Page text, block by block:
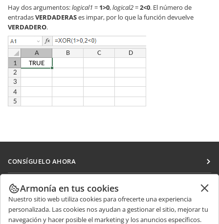
Hay dos argumentos:logical1 = 1>0,logical2=2<0. El número de
entradasVERDADERASes impar, por lo que la función devuelve
VERDADERO.
CONSÍGUELO AHORA
Docs
DocSpace
Workspace
COLABORAR
Para colaboradores
Para traductores
RECIBIR NOTICIAS
Armonía en tus cookies
Nuestro sitio web utiliza cookies para ofrecerte una experiencia
personalizada. Las cookies nos ayudan a gestionar el sitio, mejorar tu
navegación y hacer posible el marketing y los anuncios específicos.